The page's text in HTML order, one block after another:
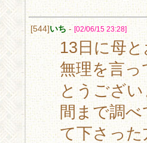
[544]いち - [02/06/15 23:28]
13日に母
無理を言
とうござ
間まで調
て下さっ